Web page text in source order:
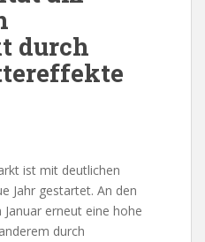
durch
ist mit deutlichen
Jahr gestartet. An den
erneut eine hohe
durch